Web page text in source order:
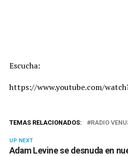
Escucha:
https://www.youtube.com/
TEMAS RELACIONADOS: RADIO
UP NEXT
Adam Levine se desnuda en